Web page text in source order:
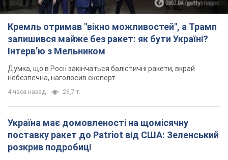
Кремль отримав "вікно можливостей", а Трамп
залишився майже без ракет: як бути Україні?
Інтерв’ю з Мельником
Думка, що в Росії закінчаться балістичні ракети, вкрай
небезпечна, наголосив експерт
4 часа назад 26,7 т.
Україна має домовленості на щомісячну
поставку ракет до Patriot від США: Зеленський
розкрив подробиці